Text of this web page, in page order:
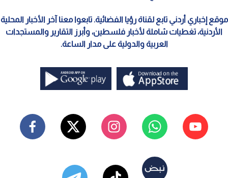
موقع إخباري أردني تابع لقناة رؤيا الفضائية. تابعوا معنا آخر الأخبار المحلية
الأردنية، تغطيات شاملة لأخبار فلسطين، وأبرز التقارير والمستجدات
العربية والدولية على مدار الساعة.